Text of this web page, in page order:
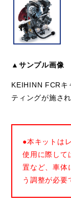
▲サンプル画像
KEIHINN FCRキ
ティングが施さ
●本キットは
使用に際して
置など、車体
う調整が必要